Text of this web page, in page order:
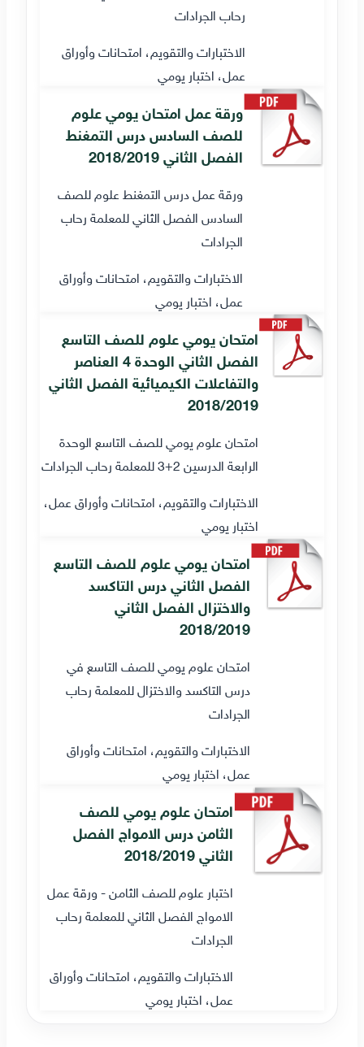
رحاب الجرادات
الاختبارات والتقويم، امتحانات وأوراق
عمل، اختبار يومي
ورقة عمل امتحان يومي علوم
للصف السادس درس التمغنط
الفصل الثاني 2018/2019
ورقة عمل درس التمغنط علوم للصف
السادس الفصل الثاني للمعلمة رحاب
الجرادات
الاختبارات والتقويم، امتحانات وأوراق
عمل، اختبار يومي
امتحان يومي علوم للصف التاسع
الفصل الثاني الوحدة 4 العناصر
والتفاعلات الكيميائية الفصل الثاني
2018/2019
امتحان علوم يومي للصف التاسع الوحدة
الرابعة الدرسين 2+3 للمعلمة رحاب الجرادات
الاختبارات والتقويم، امتحانات وأوراق عمل،
اختبار يومي
امتحان يومي علوم للصف التاسع
الفصل الثاني درس التاكسد
والاختزال الفصل الثاني
2018/2019
امتحان علوم يومي للصف التاسع في
درس التاكسد والاختزال للمعلمة رحاب
الجرادات
الاختبارات والتقويم، امتحانات وأوراق
عمل، اختبار يومي
امتحان علوم يومي للصف
الثامن درس الامواج الفصل
الثاني 2018/2019
اختبار علوم للصف الثامن - ورقة عمل
الامواج الفصل الثاني للمعلمة رحاب
الجرادات
الاختبارات والتقويم، امتحانات وأوراق
عمل، اختبار يومي